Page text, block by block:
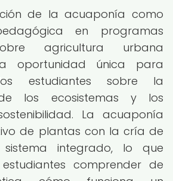
de la acuaponía como
en programas
agricultura urbana
oportunidad única para
estudiantes sobre la
de los ecosistemas y los
La acuaponía
de plantas con la cría de
integrado, lo que
comprender de